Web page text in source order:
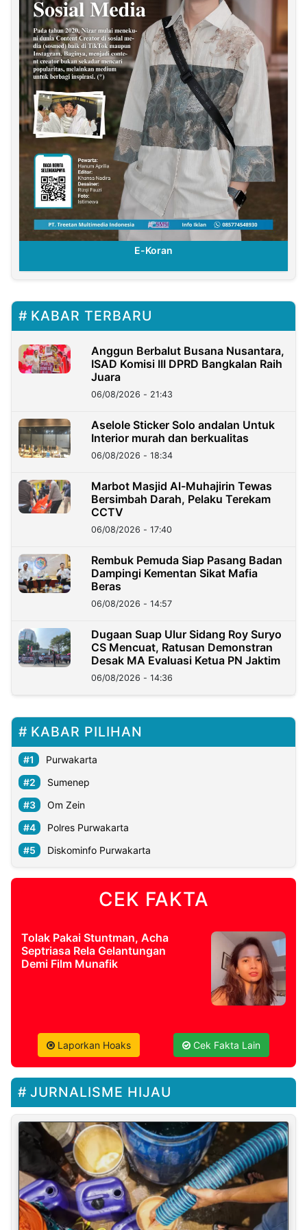
E-Koran
KABAR TERBARU
Anggun Berbalut Busana Nusantara,
ISAD Komisi III DPRD Bangkalan Raih
Juara
06/08/2026 - 21:43
Aselole Sticker Solo andalan Untuk
Interior murah dan berkualitas
06/08/2026 - 18:34
Marbot Masjid Al-Muhajirin Tewas
Bersimbah Darah, Pelaku Terekam
CCTV
06/08/2026 - 17:40
Rembuk Pemuda Siap Pasang Badan
Dampingi Kementan Sikat Mafia
Beras
06/08/2026 - 14:57
Dugaan Suap Ulur Sidang Roy Suryo
CS Mencuat, Ratusan Demonstran
Desak MA Evaluasi Ketua PN Jaktim
06/08/2026 - 14:36
KABAR PILIHAN
Purwakarta
Sumenep
Om Zein
Polres Purwakarta
Diskominfo Purwakarta
CEK FAKTA
Tolak Pakai Stuntman, Acha
Septriasa Rela Gelantungan
Demi Film Munafik
Laporkan Hoaks Cek Fakta Lain
JURNALISME HIJAU